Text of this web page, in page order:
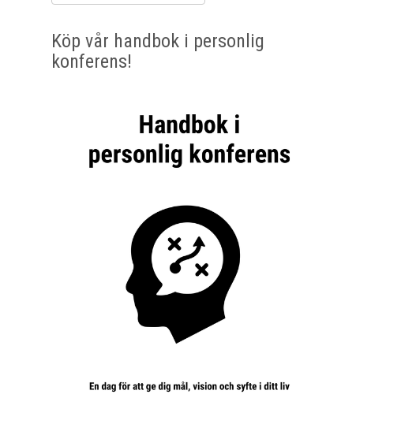
Köp vår handbok i personlig
konferens!